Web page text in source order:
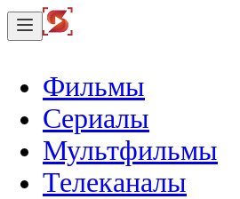
Фильмы
Сериалы
Мультфильмы
Телеканалы